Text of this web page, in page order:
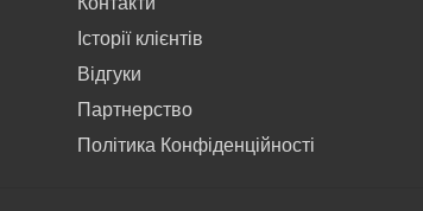
Історії клієнтів
Відгуки
Партнерство
Політика Конфіденційності